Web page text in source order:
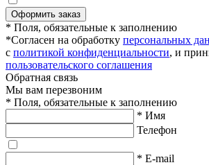
Оформить заказ
* Поля, обязательные к заполнению
*Согласен на обработку персональных
с политикой конфиденциальности, и
пользовательского соглашения
Обратная связь
Мы вам перезвоним
* Поля, обязательные к заполнению
* Имя
Телефон
* E-mail